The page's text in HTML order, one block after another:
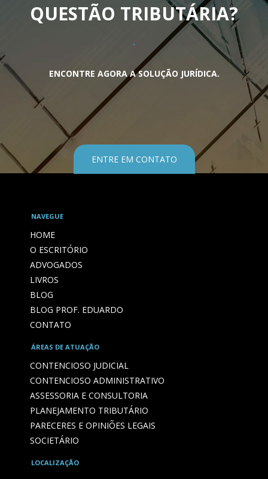
QUESTÃO TRIBUTÁRIA?
ENCONTRE AGORA A SOLUÇÃO JURÍDICA.
ENTRE EM CONTATO
NAVEGUE
HOME
O ESCRITÓRIO
ADVOGADOS
LIVROS
BLOG
BLOG PROF. EDUARDO
CONTATO
ÁREAS DE ATUAÇÃO
CONTENCIOSO JUDICIAL
CONTENCIOSO ADMINISTRATIVO
ASSESSORIA E CONSULTORIA
PLANEJAMENTO TRIBUTÁRIO
PARECERES E OPINIÕES LEGAIS
SOCIETÁRIO
LOCALIZAÇÃO